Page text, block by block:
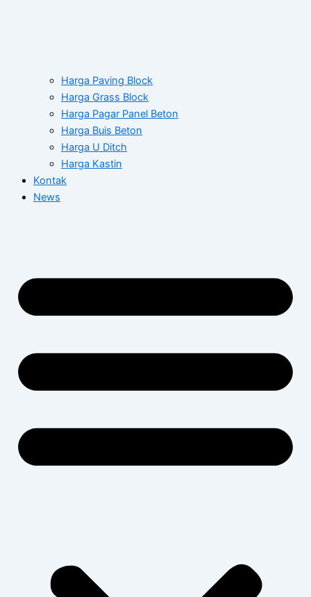
Harga Paving Block
Harga Grass Block
Harga Pagar Panel Beton
Harga Buis Beton
Harga U Ditch
Harga Kastin
Kontak
News